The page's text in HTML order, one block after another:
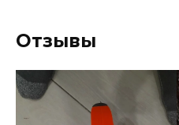
Отзывы